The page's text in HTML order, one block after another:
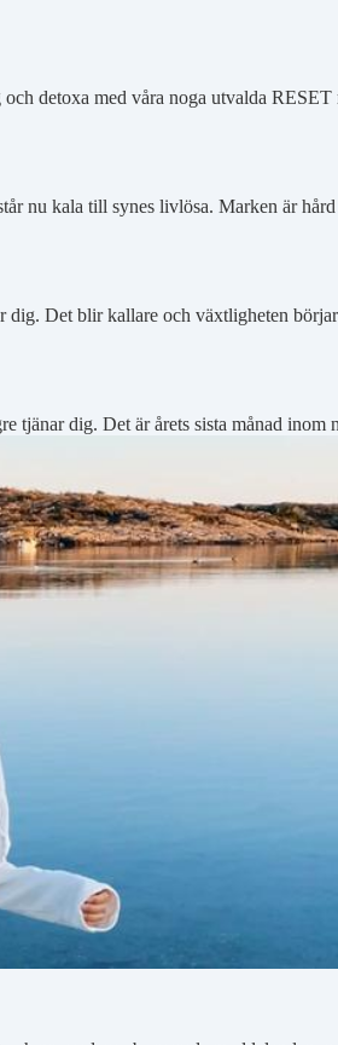
detoxa med våra noga utvalda
nu kala till synes livlösa. Marken är
dig. Det blir kallare och växtligheten
tjänar dig. Det är årets sista månad